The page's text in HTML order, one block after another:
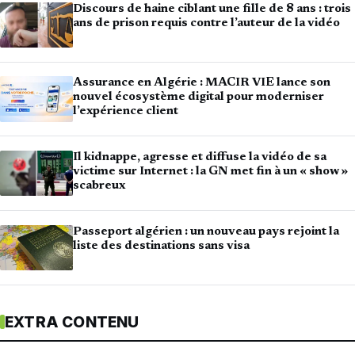
Discours de haine ciblant une fille de 8 ans : trois
ans de prison requis contre l’auteur de la vidéo
Assurance en Algérie : MACIR VIE lance son
nouvel écosystème digital pour moderniser
l’expérience client
Il kidnappe, agresse et diffuse la vidéo de sa
victime sur Internet : la GN met fin à un « show »
scabreux
Passeport algérien : un nouveau pays rejoint la
liste des destinations sans visa
EXTRA CONTENU